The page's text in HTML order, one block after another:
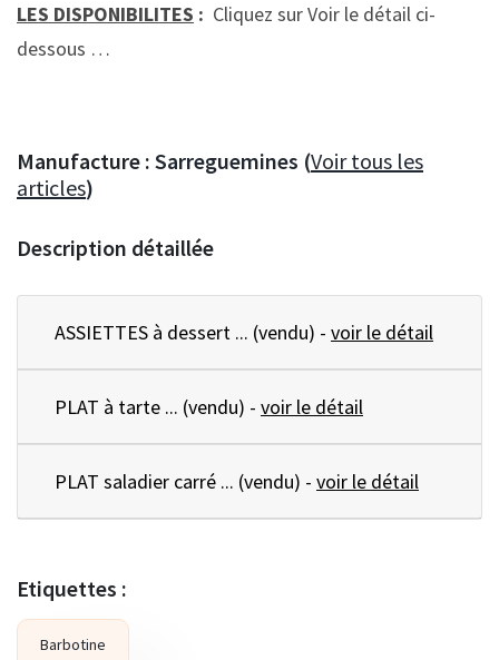
LES DISPONIBILITES : Cliquez sur Voir le détail ci-
dessous …
Manufacture : Sarreguemines (Voir tous les
articles)
Description détaillée
ASSIETTES à dessert ... (vendu) - voir le détail
PLAT à tarte ... (vendu) - voir le détail
PLAT saladier carré ... (vendu) - voir le détail
Etiquettes :
Barbotine